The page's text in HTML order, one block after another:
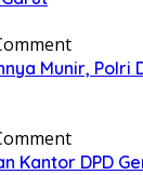
Munir, Polri
Kantor DPD